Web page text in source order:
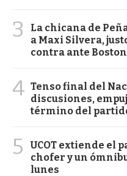
3
La chicana de
a Maxi Silvera,
contra ante Boston
4 Tenso final del
discusiones,
término del
5
UCOT extiende el
chofer y un
lunes